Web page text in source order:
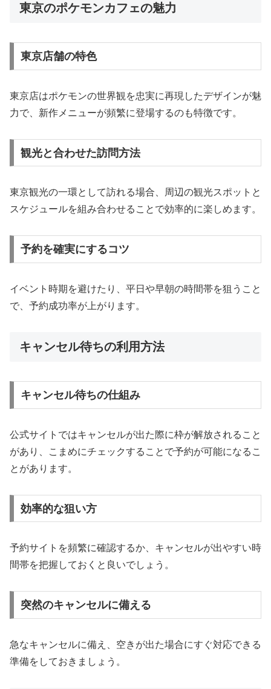
東京のポケモンカフェの魅力
東京店舗の特色
東京店はポケモンの世界観を忠実に再現したデザインが魅
力で、新作メニューが頻繁に登場するのも特徴です。
観光と合わせた訪問方法
東京観光の一環として訪れる場合、周辺の観光スポットと
スケジュールを組み合わせることで効率的に楽しめます。
予約を確実にするコツ
イベント時期を避けたり、平日や早朝の時間帯を狙うこと
で、予約成功率が上がります。
キャンセル待ちの利用方法
キャンセル待ちの仕組み
公式サイトではキャンセルが出た際に枠が解放されること
があり、こまめにチェックすることで予約が可能になるこ
とがあります。
効率的な狙い方
予約サイトを頻繁に確認するか、キャンセルが出やすい時
間帯を把握しておくと良いでしょう。
突然のキャンセルに備える
急なキャンセルに備え、空きが出た場合にすぐ対応できる
準備をしておきましょう。